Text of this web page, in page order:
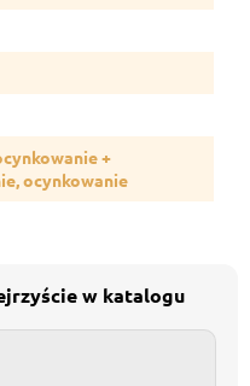
+
ocynkowanie
w katalogu